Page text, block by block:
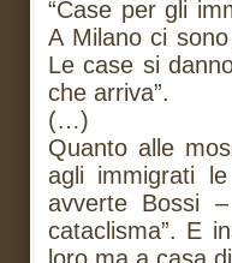
“Case per gli
A Milano ci
Le case si
che arriva”.
(…)
Quanto alle
agli immigrati
avverte Bossi
cataclisma”. E